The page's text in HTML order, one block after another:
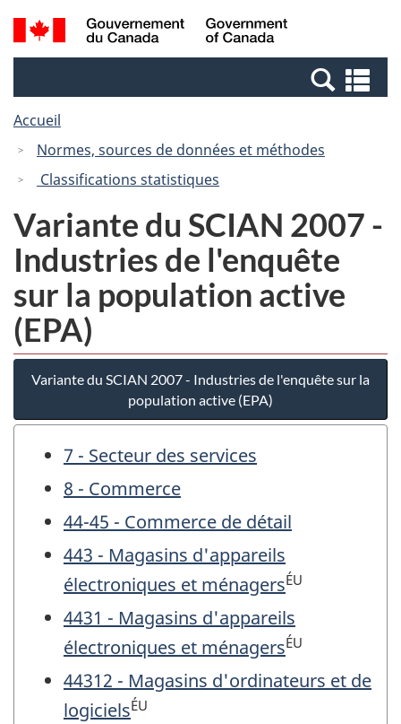
Passer
au
Passer
au
Passer
à
Canada
Recherche
et
et
Accueil
Normes, sources de données et méthodes
Classifications statistiques
Variante du SCIAN 2007 -
Industries de l'enquête
sur la population active
(EPA)
Variante du SCIAN 2007 - Industries de l'enquête sur la
population active (EPA)
7 - Secteur des services
8 - Commerce
44-45 - Commerce de détail
443 - Magasins d'appareils
électroniques et ménagersÉU
4431 - Magasins d'appareils
électroniques et ménagersÉU
44312 - Magasins d'ordinateurs et de
logicielsÉU